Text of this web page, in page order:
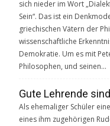
sich nieder im Wort
Sein“. Das ist ein
griechischen Vätern der
wissenschaftliche
Demokratie. Um es mit
Philosophen, und seinen…
Gute Lehrende
Als ehemaliger Schüler
eines ihm zugehörigen